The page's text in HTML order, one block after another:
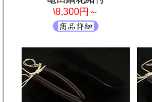
\8,300円～